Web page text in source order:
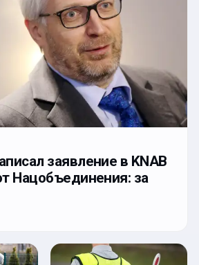
заявление в KNAB
Нацобъединения: за